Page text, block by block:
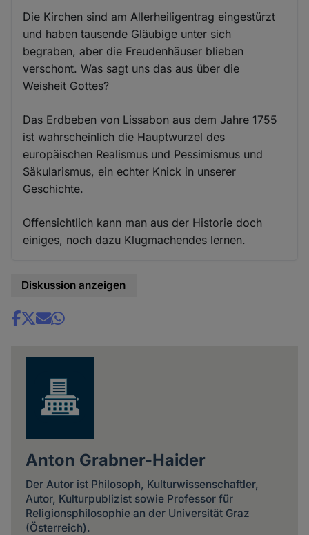
Die Kirchen sind am Allerheiligentrag eingestürzt
und haben tausende Gläubige unter sich
begraben, aber die Freudenhäuser blieben
verschont. Was sagt uns das aus über die
Weisheit Gottes?
Das Erdbeben von Lissabon aus dem Jahre 1755
ist wahrscheinlich die Hauptwurzel des
europäischen Realismus und Pessimismus und
Säkularismus, ein echter Knick in unserer
Geschichte.
Offensichtlich kann man aus der Historie doch
einiges, noch dazu Klugmachendes lernen.
Diskussion anzeigen
Share
Anton Grabner-Haider
Der Autor ist Philosoph, Kulturwissenschaftler,
Autor, Kulturpublizist sowie Professor für
Religionsphilosophie an der Universität Graz
(Österreich).